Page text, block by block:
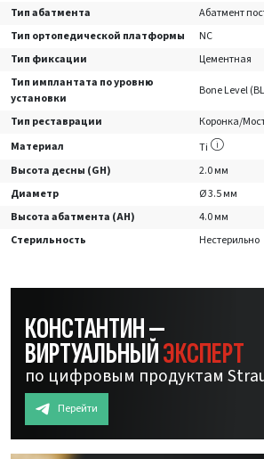
Тип абатмента
Абатмент
Тип ортопедической платформы
NC
Тип фиксации
Цементная
Тип имплантата по уровню
установки
Bone Level
Тип реставрации
Коронка/
Материал
Ti
Высота десны (GH)
2.0 мм
Диаметр
Ø 3.5 мм
Высота абатмента (AH)
4.0 мм
Стерильность
Нестерильно
КОНСТАНТИН —
ВИРТУАЛЬНЫЙЭКСПЕРТ
по цифровым продуктам
Перейти